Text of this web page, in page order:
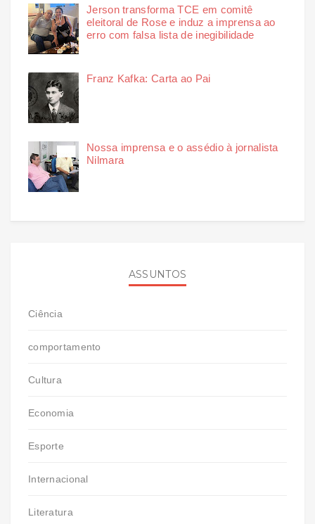
Jerson transforma TCE em comitê
eleitoral de Rose e induz a imprensa ao
erro com falsa lista de inegibilidade
Franz Kafka: Carta ao Pai
Nossa imprensa e o assédio à jornalista
Nilmara
ASSUNTOS
Ciência
comportamento
Cultura
Economia
Esporte
Internacional
Literatura